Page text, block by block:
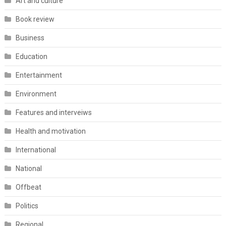
Book review
Business
Education
Entertainment
Environment
Features and interveiws
Health and motivation
International
National
Offbeat
Politics
Regional